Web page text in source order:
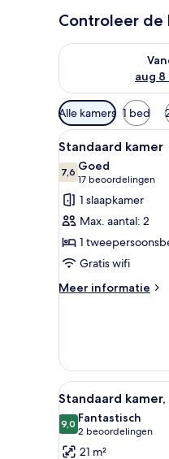
Controleer de
aug 8
De
Beschikbare
filters
voor
kamers
Alle kamers 1 bed
Alle
foto's
voor
Standaard
kamer
laden
5
Standaard kamer
7,67,6 van 10
Goed
17 beoordelingen
(17
beoordelingen)
1 slaapkamer
Max. aantal: 2
1
Gratis wifi
Meer informatie
Meer
Alle
foto's
voor
Standaard
6
Standaard
9,09,0 van 10
Fantastisch
2 beoordelingen
(2
beoordelingen)
21 m²